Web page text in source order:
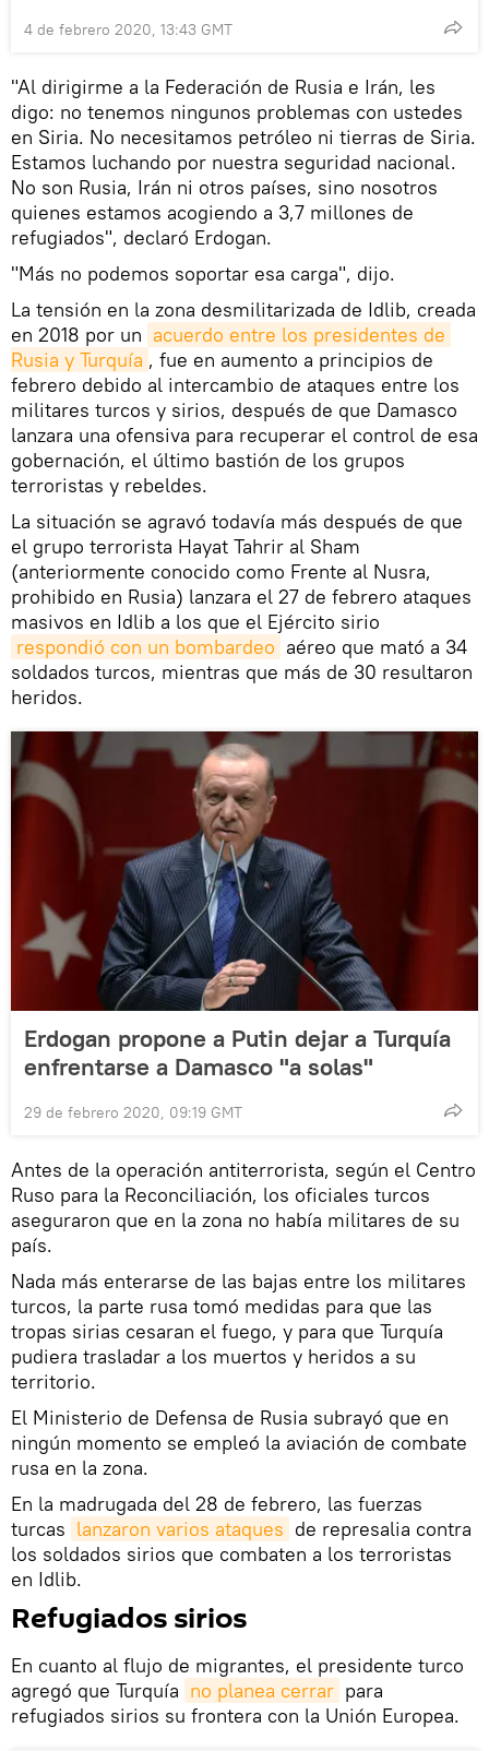
4 de febrero 2020, 13:43 GMT
"Al dirigirme a la Federación de Rusia e Irán, les
digo: no tenemos ningunos problemas con ustedes
en Siria. No necesitamos petróleo ni tierras de Siria.
Estamos luchando por nuestra seguridad nacional.
No son Rusia, Irán ni otros países, sino nosotros
quienes estamos acogiendo a 3,7 millones de
refugiados", declaró Erdogan.
"Más no podemos soportar esa carga", dijo.
La tensión en la zona desmilitarizada de Idlib, creada
en 2018 por un acuerdo entre los presidentes de
Rusia y Turquía , fue en aumento a principios de
febrero debido al intercambio de ataques entre los
militares turcos y sirios, después de que Damasco
lanzara una ofensiva para recuperar el control de esa
gobernación, el último bastión de los grupos
terroristas y rebeldes.
La situación se agravó todavía más después de que
el grupo terrorista Hayat Tahrir al Sham
(anteriormente conocido como Frente al Nusra,
prohibido en Rusia) lanzara el 27 de febrero ataques
masivos en Idlib a los que el Ejército sirio
respondió con un bombardeo aéreo que mató a 34
soldados turcos, mientras que más de 30 resultaron
heridos.
Erdogan propone a Putin dejar a Turquía
enfrentarse a Damasco "a solas"
29 de febrero 2020, 09:19 GMT
Antes de la operación antiterrorista, según el Centro
Ruso para la Reconciliación, los oficiales turcos
aseguraron que en la zona no había militares de su
país.
Nada más enterarse de las bajas entre los militares
turcos, la parte rusa tomó medidas para que las
tropas sirias cesaran el fuego, y para que Turquía
pudiera trasladar a los muertos y heridos a su
territorio.
El Ministerio de Defensa de Rusia subrayó que en
ningún momento se empleó la aviación de combate
rusa en la zona.
En la madrugada del 28 de febrero, las fuerzas
turcas lanzaron varios ataques de represalia contra
los soldados sirios que combaten a los terroristas
en Idlib.
Refugiados sirios
En cuanto al flujo de migrantes, el presidente turco
agregó que Turquía no planea cerrar para
refugiados sirios su frontera con la Unión Europea.